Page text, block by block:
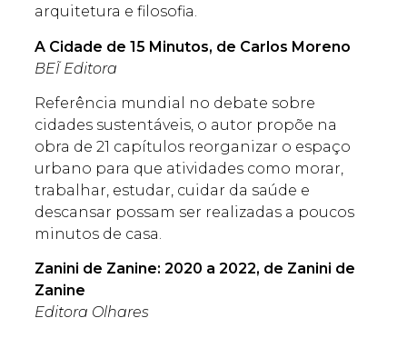
arquitetura e filosofia.
A Cidade de 15 Minutos, de Carlos Moreno
BEĨ Editora
Referência mundial no debate sobre
cidades sustentáveis, o autor propõe na
obra de 21 capítulos reorganizar o espaço
urbano para que atividades como morar,
trabalhar, estudar, cuidar da saúde e
descansar possam ser realizadas a poucos
minutos de casa.
Zanini de Zanine: 2020 a 2022, de Zanini de
Zanine
Editora Olhares